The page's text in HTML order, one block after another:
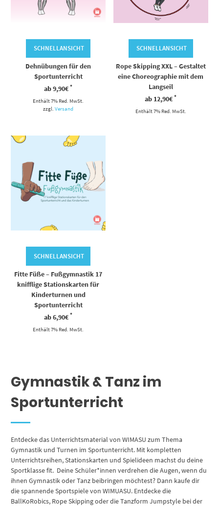
SCHNELLANSICHT
Dehnübungen für den
Sportunterricht
ab9,90€ *
Enthält 7% Red. MwSt.
zzgl.Versand
SCHNELLANSICHT
Rope Skipping XXL – Gestaltet
eine Choreographie mit dem
Langseil
ab 12,90€ *
Enthält 7% Red. MwSt.
Dieses Produkt weist mehrere Varianten auf. Die Optionen können auf der Produktseite gewählt werden
SCHNELLANSICHT
Fitte Füße – Fußgymnastik 17
knifflige Stationskarten für
Kinderturnen und
Sportunterricht
ab6,90€ *
Enthält 7% Red. MwSt.
Gymnastik & Tanz im
Sportunterricht
Entdecke das Unterrichtsmaterial von WIMASU zum Thema
Gymnastik und Turnen im Sportunterricht. Mit kompletten
Unterrichtsreihen, Stationskarten und Spielideen machst du deine
Sportklasse fit. Deine Schüler*innen verdrehen die Augen, wenn du
ihnen Gymnastik oder Tanz beibringen möchtest? Dann kaufe dir
die spannende Sportspiele von WIMUASU. Entdecke die
BallKoRobics, Rope Skipping oder die Tanzform Jumpstyle bei der